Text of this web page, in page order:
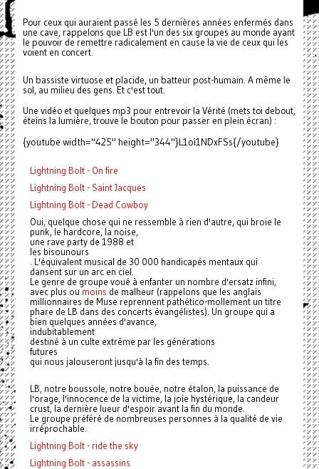
Pour ceux qui auraient passé les 5 dernières années enfermés dans
une cave, rappelons que LB est l'un des six groupes au monde ayant
le pouvoir de remettre radicalement en cause la vie de ceux qui les
voient en concert.
Un bassiste virtuose et placide, un batteur post-humain. A même le
sol, au milieu des gens. Et c'est tout.
Une vidéo et quelques mp3 pour entrevoir la Vérité (mets toi debout,
éteins la lumière, trouve le bouton pour passer en plein écran) :
{youtube width="425" height="344"}L1oi1NDxFSs{/youtube}
Lightning Bolt - On fire
Lightning Bolt - Saint Jacques
Lightning Bolt - Dead Cowboy
Oui, quelque chose qui ne ressemble à rien d'autre, qui broie le
punk, le hardcore, la noise,
une rave party de 1988 et
les bisounours
. L'équivalent musical de 30 000 handicapés mentaux qui
dansent sur un arc en ciel.
Le genre de groupe voué à enfanter un nombre d'ersatz infini,
avec plus ou moins de malheur (rappelons que les anglais
millionnaires de Muse reprennent pathético-mollement un titre
phare de LB dans des concerts évangélistes). Un groupe qui a
bien quelques années d'avance,
indubitablement
destiné à un culte extrême par les générations
futures
qui nous jalouseront jusqu'à la fin des temps.
LB, notre boussole, notre bouée, notre étalon, la puissance de
l'orage, l'innocence de la victime, la joie hystérique, la candeur
crust, la dernière lueur d'espoir avant la fin du monde.
Le groupe préféré de nombreuses personnes à la qualité de vie
irréprochable.
Lightning Bolt - ride the sky
Lightning Bolt - assassins